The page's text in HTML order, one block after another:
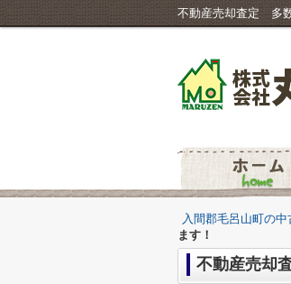
不動産売却査定 多
入間郡毛呂山町の
ます！
不動産売却